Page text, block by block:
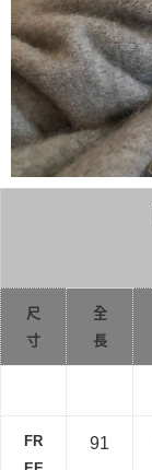
尺
寸
全
長
FR
91